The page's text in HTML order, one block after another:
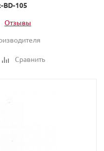
ВD-105
Отзывы
Сравнить